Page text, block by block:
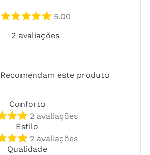
5.00
2 avaliações
Recomendam este produto
Conforto
2 avaliações
Estilo
2 avaliações
Qualidade